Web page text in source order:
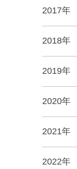
2017年
2018年
2019年
2020年
2021年
2022年